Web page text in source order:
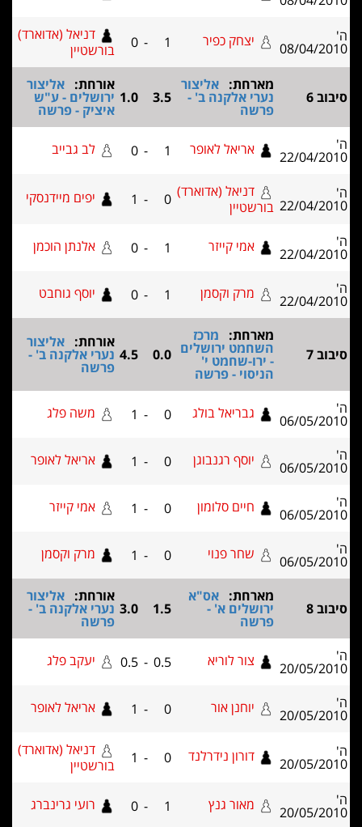
08/04/ יצחק כפיר 0
דניאל (אדוארד)
בורשטיין
6
מארחת:אליצור
נערי אלקנה ב' -
פרשה
3.5
1.0
אורחת:אליצור
ירושלים - ע"ש
איציק - פרשה
22/04/ אריאל לאופר 1
0 לב גבייב
22/04/
דניאל (אדוארד)
בורשטיין
0
1 יפים מיידנסקי
22/04/ אמי קייזר 0 אלנתן הוכמן
22/04/ מרק וקסמן 0 יוסף גוחבט
7
מארחת:מרכז
השחמט ירושלים
- ירו-שחמט י'
הניסוי - פרשה
0.0
4.5
אורחת:אליצור
נערי אלקנה ב' -
פרשה
06/05/ גבריאל בולג 0
1 משה פלג
06/05/ יוסף רגנבוגן 0
1 אריאל לאופר
06/05/ חיים סלומון 0
1 אמי קייזר
06/05/ שחר פנוי 1 מרק וקסמן
8
מארחת:אס"א
ירושלים א' -
פרשה
3.0
אורחת:אליצור
נערי אלקנה ב' -
פרשה
20/05/ צור לוריא 0.5 יעקב פלג
20/05/ יוחנן אור 1 אריאל לאופר
20/05/ דורון נידרלנד 0
1
דניאל (אדוארד)
בורשטיין
20/05/ מאור גנץ 0 רועי גרינברג